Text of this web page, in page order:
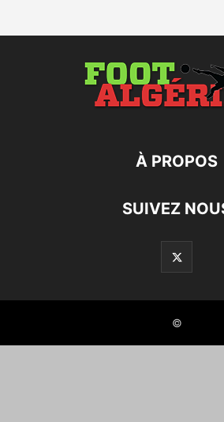
À PROPOS
SUIVEZ
©